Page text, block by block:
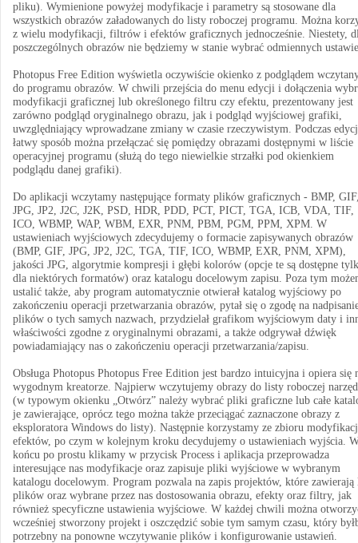
pliku). Wymienione powyżej modyfikacje i parametry są stosowane dla
wszystkich obrazów załadowanych do listy roboczej programu. Można
z wielu modyfikacji, filtrów i efektów graficznych jednocześnie. Niestety,
poszczególnych obrazów nie będziemy w stanie wybrać odmiennych
Photopus Free Edition wyświetla oczywiście okienko z podglądem
do programu obrazów. W chwili przejścia do menu edycji i dołączenia
modyfikacji graficznej lub określonego filtru czy efektu, prezentowany jest
zarówno podgląd oryginalnego obrazu, jak i podgląd wyjściowej grafiki,
uwzględniający wprowadzane zmiany w czasie rzeczywistym. Podczas
łatwy sposób można przełączać się pomiędzy obrazami dostępnymi w liście
operacyjnej programu (służą do tego niewielkie strzałki pod okienkiem
podglądu danej grafiki).
Do aplikacji wczytamy następujące formaty plików graficznych - BMP,
JPG, JP2, J2C, J2K, PSD, HDR, PDD, PCT, PICT, TGA, ICB, VDA, TIF,
ICO, WBMP, WAP, WBM, EXR, PNM, PBM, PGM, PPM, XPM. W
ustawieniach wyjściowych zdecydujemy o formacie zapisywanych obrazów
(BMP, GIF, JPG, JP2, J2C, TGA, TIF, ICO, WBMP, EXR, PNM, XPM),
jakości JPG, algorytmie kompresji i głębi kolorów (opcje te są dostępne
dla niektórych formatów) oraz katalogu docelowym zapisu. Poza tym
ustalić także, aby program automatycznie otwierał katalog wyjściowy po
zakończeniu operacji przetwarzania obrazów, pytał się o zgodę na
plików o tych samych nazwach, przydzielał grafikom wyjściowym daty i
właściwości zgodne z oryginalnymi obrazami, a także odgrywał dźwięk
powiadamiający nas o zakończeniu operacji przetwarzania/zapisu.
Obsługa Photopus Photopus Free Edition jest bardzo intuicyjna i opiera się
wygodnym kreatorze. Najpierw wczytujemy obrazy do listy roboczej
(w typowym okienku „Otwórz” należy wybrać pliki graficzne lub całe
je zawierające, oprócz tego można także przeciągać zaznaczone obrazy z
eksploratora Windows do listy). Następnie korzystamy ze zbioru
efektów, po czym w kolejnym kroku decydujemy o ustawieniach wyjścia.
końcu po prostu klikamy w przycisk Process i aplikacja przeprowadza
interesujące nas modyfikacje oraz zapisuje pliki wyjściowe w wybranym
katalogu docelowym. Program pozwala na zapis projektów, które zawierają
plików oraz wybrane przez nas dostosowania obrazu, efekty oraz filtry, jak
również specyficzne ustawienia wyjściowe. W każdej chwili można
wcześniej stworzony projekt i oszczędzić sobie tym samym czasu, który
potrzebny na ponowne wczytywanie plików i konfigurowanie ustawień.